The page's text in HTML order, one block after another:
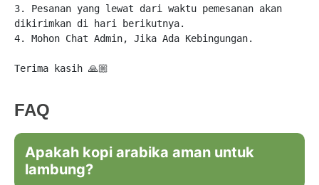
3. Pesanan yang lewat dari waktu pemesanan akan
dikirimkan di hari berikutnya.
4. Mohon Chat Admin, Jika Ada Kebingungan.
Terima kasih 🙏🏼
FAQ
Apakah kopi arabika aman untuk
lambung?